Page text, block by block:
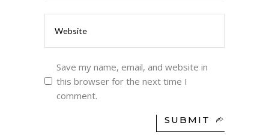
Save my name, email, and website in
this browser for the next time I
comment.
SUBMIT